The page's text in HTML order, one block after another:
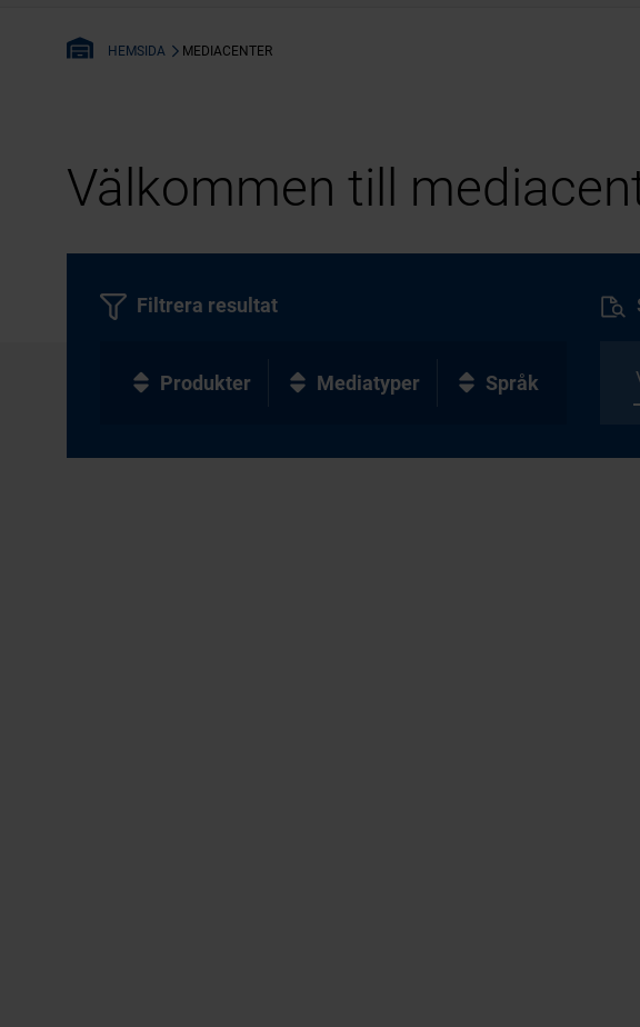
HEMSIDA MEDIACENTER
Välkommen till
Filtrera resultat
Produkter Mediatyper Språk